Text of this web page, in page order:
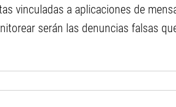
vinculadas a aplicaciones de
serán las denuncias falsas